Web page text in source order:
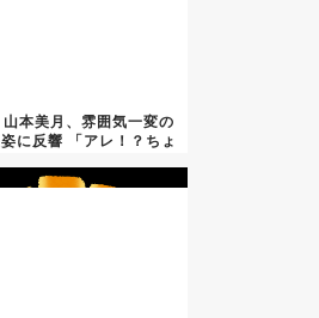
山本美月、雰囲気一変の
姿に反響 「アレ！？ちょ